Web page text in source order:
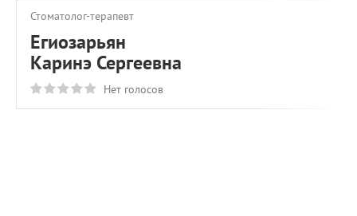
Стоматолог-терапевт
Егиозарьян
Каринэ Сергеевна
Нет голосов